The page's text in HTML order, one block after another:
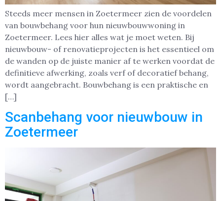
Steeds meer mensen in Zoetermeer zien de voordelen
van bouwbehang voor hun nieuwbouwwoning in
Zoetermeer. Lees hier alles wat je moet weten. Bij
nieuwbouw- of renovatieprojecten is het essentieel om
de wanden op de juiste manier af te werken voordat de
definitieve afwerking, zoals verf of decoratief behang,
wordt aangebracht. Bouwbehang is een praktische en
[…]
Scanbehang voor nieuwbouw in
Zoetermeer